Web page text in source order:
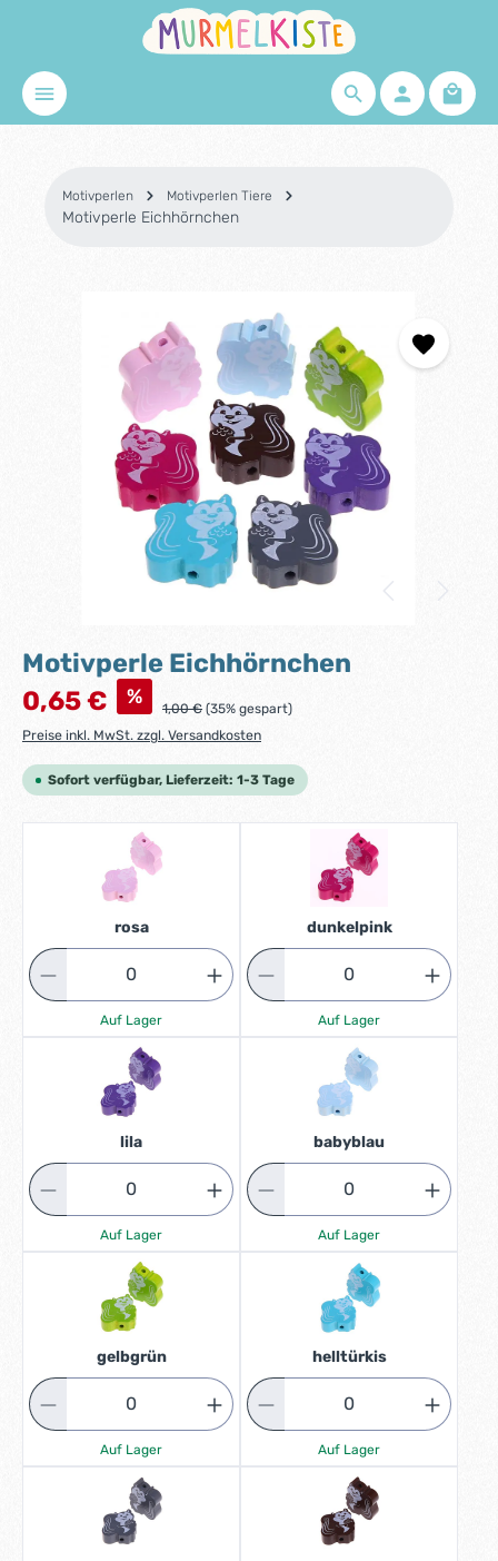
Zum Hauptinhalt springen
Motivperlen Motivperlen Tiere
Motivperle Eichhörnchen
Motivperle Eichhörnchen
Verkaufspreis:
0,65 € % Regulärer Preis:
1,00 € (35% gespart)
Preise inkl. MwSt. zzgl. Versandkosten
Sofort verfügbar, Lieferzeit: 1-3 Tage
rosa
Auf Lager
dunkelpink
Auf Lager
lila
Auf Lager
babyblau
Auf Lager
gelbgrün
Auf Lager
helltürkis
Auf Lager